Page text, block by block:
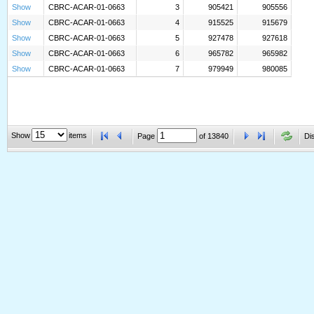
Show
CBRC-ACAR-01-0663 3 905421
905556
Show
CBRC-ACAR-01-0663 4 915525
915679
Show
CBRC-ACAR-01-0663 5 927478
927618
Show
CBRC-ACAR-01-0663 6 965782
965982
Show
CBRC-ACAR-01-0663 7 979949 980085
Show items Page of 13840